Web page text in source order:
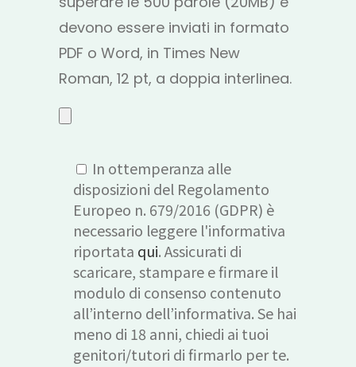
devono essere inviati in formato
PDF o Word, in Times New
Roman, 12 pt, a doppia interlinea.
In ottemperanza alle
disposizioni del Regolamento
Europeo n. 679/2016 (GDPR) è
necessario leggere l'informativa
riportata qui. Assicurati di
scaricare, stampare e firmare il
modulo di consenso contenuto
all’interno dell’informativa. Se hai
meno di 18 anni, chiedi ai tuoi
genitori/tutori di firmarlo per te.